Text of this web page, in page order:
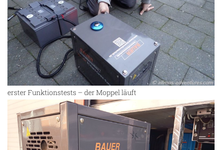
erster Funktionstests – der Moppel läuft